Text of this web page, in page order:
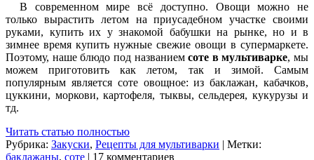
В современном мире всё доступно. Овощи можно не
только вырастить летом на приусадебном участке своими
руками, купить их у знакомой бабушки на рынке, но и в
зимнее время купить нужные свежие овощи в супермаркете.
Поэтому, наше блюдо под названиемсоте в мультиварке, мы
можем приготовить как летом, так и зимой. Самым
популярным является соте овощное: из баклажан, кабачков,
цуккини, моркови, картофеля, тыквы, сельдерея, кукурузы и
тд.
Читать статью полностью
Рубрика: Закуски, Рецепты для мультиварки | Метки:
баклажаны, соте | 17 комментариев